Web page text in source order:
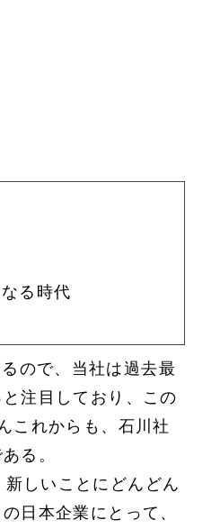
る時代
ので、当社は過去最
注目しており、この
これからも、石川社
る。
しいことにどんどん
日本企業にとって、